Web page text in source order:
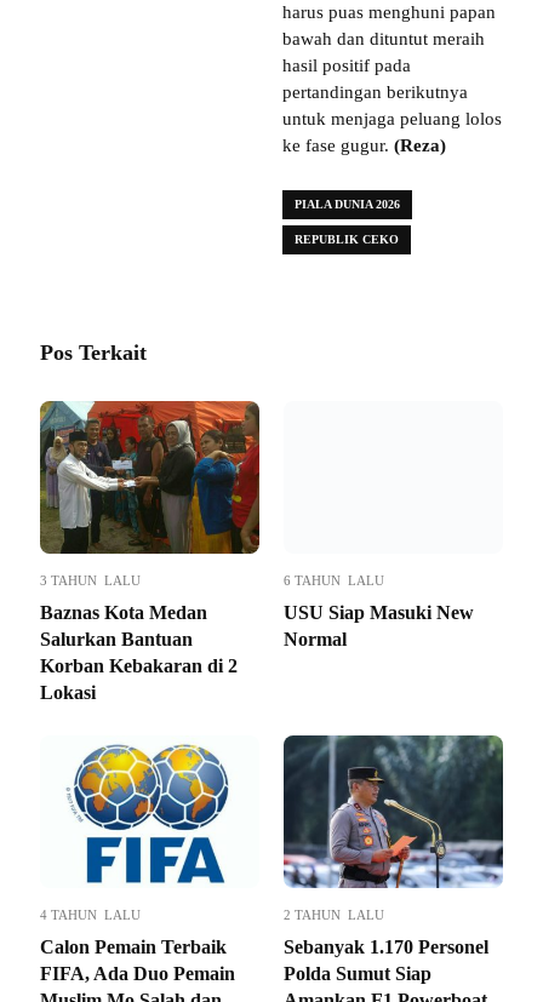
harus puas menghuni papan
bawah dan dituntut meraih
hasil positif pada
pertandingan berikutnya
untuk menjaga peluang lolos
ke fase gugur. (Reza)
PIALA DUNIA 2026
REPUBLIK CEKO
Pos Terkait
3 TAHUN LALU
Baznas Kota Medan
Salurkan Bantuan
Korban Kebakaran di 2
Lokasi
6 TAHUN LALU
USU Siap Masuki New
Normal
4 TAHUN LALU
Calon Pemain Terbaik
FIFA, Ada Duo Pemain
2 TAHUN LALU
Sebanyak 1.170 Personel
Polda Sumut Siap